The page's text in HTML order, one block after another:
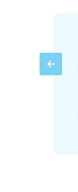
Previous